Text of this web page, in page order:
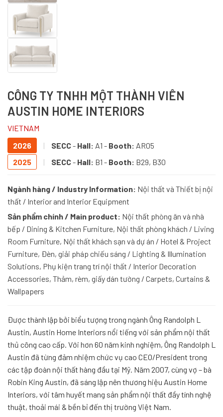
CÔNG TY TNHH MỘT THÀNH VIÊN
AUSTIN HOME INTERIORS
VIETNAM
2026
| SECC- Hall: A1 - Booth: AR05
2025
| SECC- Hall: B1 - Booth: B29, B30
Ngành hàng / Industry Information: Nội thất và Thiết bị nội
thất / Interior and Interior Equipment
Sản phẩm chính / Main product: Nội thất phòng ăn và nhà
bếp / Dining & Kitchen Furniture, Nội thất phòng khách / Living
Room Furniture, Nội thất khách sạn và dự án / Hotel & Project
Furniture, Đèn, giải pháp chiếu sáng / Lighting & Illumination
Solutions, Phụ kiện trang trí nội thất / Interior Decoration
Accessories, Thảm, rèm, giấy dán tường / Carpets, Curtains &
Wallpapers
Được thành lập bởi biểu tượng trong ngành Ông Randolph L
Austin, Austin Home Interiors nổi tiếng với sản phẩm nội thất
thủ công cao cấp. Với hơn 60 năm kinh nghiệm, Ông Randolph L
Austin đã từng đảm nhiệm chức vụ cao CEO/President trong
các tập đoàn nội thất hàng đầu tại Mỹ. Năm 2007, cùng vợ – bà
Robin King Austin, đã sáng lập nên thương hiệu Austin Home
Interiors, với tâm huyết mang sản phẩm nội thất đầy tính nghệ
thuật, thoải mái & bền bỉ đến thị trường Việt Nam.